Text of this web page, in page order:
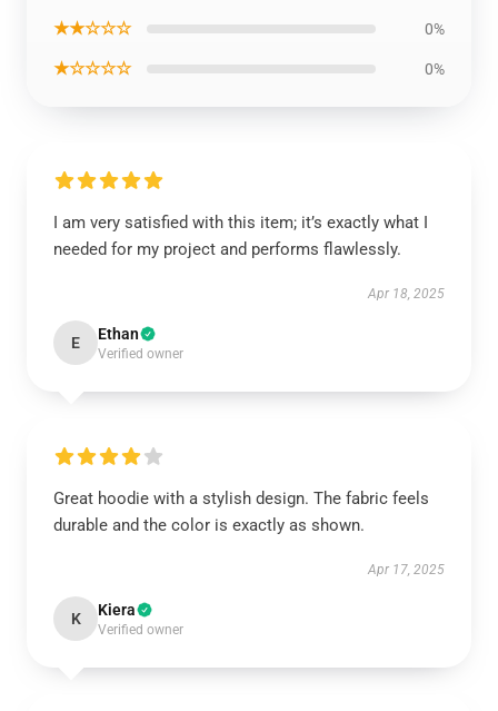
★★☆☆☆ 0%
★☆☆☆☆ 0%
I am very satisfied with this item; it’s exactly what I
needed for my project and performs flawlessly.
Apr 18, 2025
E Ethan
Verified owner
Great hoodie with a stylish design. The fabric feels
durable and the color is exactly as shown.
Apr 17, 2025
K Kiera
Verified owner